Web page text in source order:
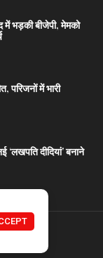
में भड़की बीजेपी, मेमको
परिजनों में भारी
‘लखपति दीदियां’ बनाने